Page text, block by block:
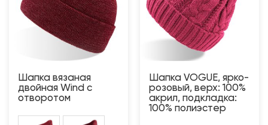
Шапка вязаная
двойная Wind с
отворотом
Шапка VOGUE, ярко-
розовый, верх: 100%
акрил, подкладка:
100% полиэстер